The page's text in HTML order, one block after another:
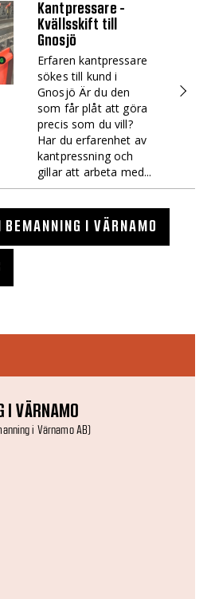
Kantpressare -
Kvällsskift till
Gnosjö
Erfaren kantpressare
sökes till kund i
Gnosjö Är du den
som får plåt att göra
precis som du vill?
Har du erfarenhet av
kantpressning och
gillar att arbeta med...
I VÄRNAMO
I VÄRNAMO
i Värnamo AB)